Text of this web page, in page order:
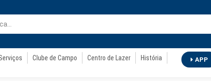
Clube de Campo Centro de Lazer
História
APP